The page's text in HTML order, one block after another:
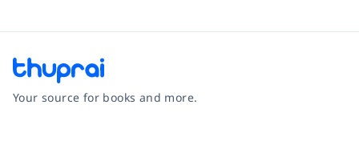
Your source for books and more.